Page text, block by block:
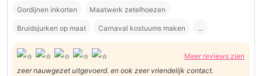
Gordijnen inkorten Maatwerk zetelhoezen
Bruidsjurken op maat Carnaval kostuums maken ...
Meer reviews zien
zeer nauwgezet uitgevoerd. en ook zeer vriendelijk contact.